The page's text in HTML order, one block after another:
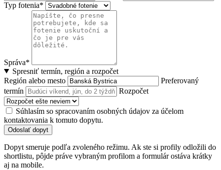
Typ fotenia*
Správa*
Spresniť termín, región a rozpočet
Región alebo mesto
Preferovaný
termín
Rozpočet
Súhlasím so spracovaním osobných údajov za účelom
kontaktovania k tomuto dopytu.
Odoslať dopyt
Dopyt smeruje podľa zvoleného režimu. Ak ste si profily odložili do
shortlistu, pôjde práve vybraným profilom a formulár ostáva krátky
aj na mobile.